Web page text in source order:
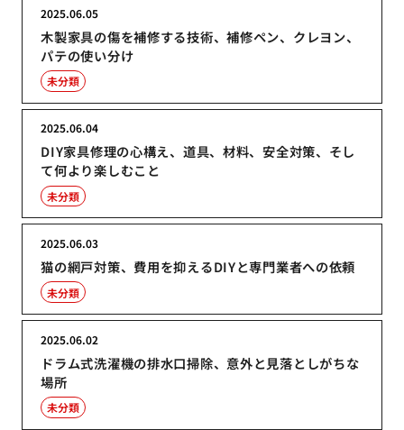
木製家具の傷を補修する技術、補修ペン、クレヨン、
パテの使い分け
2025.06.05
未分類
DIY家具修理の心構え、道具、材料、安全対策、そし
て何より楽しむこと
2025.06.04
未分類
猫の網戸対策、費用を抑えるDIYと専門業者への依頼
2025.06.03
未分類
ドラム式洗濯機の排水口掃除、意外と見落としがちな
場所
2025.06.02
未分類